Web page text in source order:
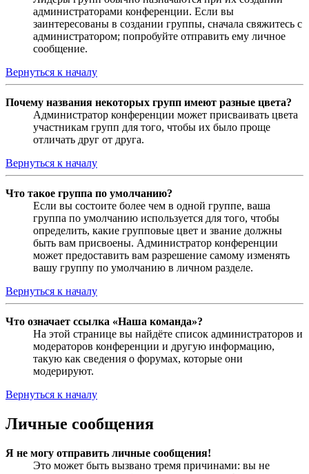
администраторами конференции. Если вы
заинтересованы в создании группы, сначала свяжитесь с
администратором; попробуйте отправить ему личное
сообщение.
Вернуться к началу
Почему названия некоторых групп имеют разные цвета?
Администратор конференции может присваивать цвета
участникам групп для того, чтобы их было проще
отличать друг от друга.
Вернуться к началу
Что такое группа по умолчанию?
Если вы состоите более чем в одной группе, ваша
группа по умолчанию используется для того, чтобы
определить, какие групповые цвет и звание должны
быть вам присвоены. Администратор конференции
может предоставить вам разрешение самому изменять
вашу группу по умолчанию в личном разделе.
Вернуться к началу
Что означает ссылка «Наша команда»?
На этой странице вы найдёте список администраторов и
модераторов конференции и другую информацию,
такую как сведения о форумах, которые они
модерируют.
Вернуться к началу
Личные сообщения
Я не могу отправить личные сообщения!
Это может быть вызвано тремя причинами: вы не